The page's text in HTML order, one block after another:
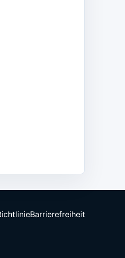
Barrierefreiheit